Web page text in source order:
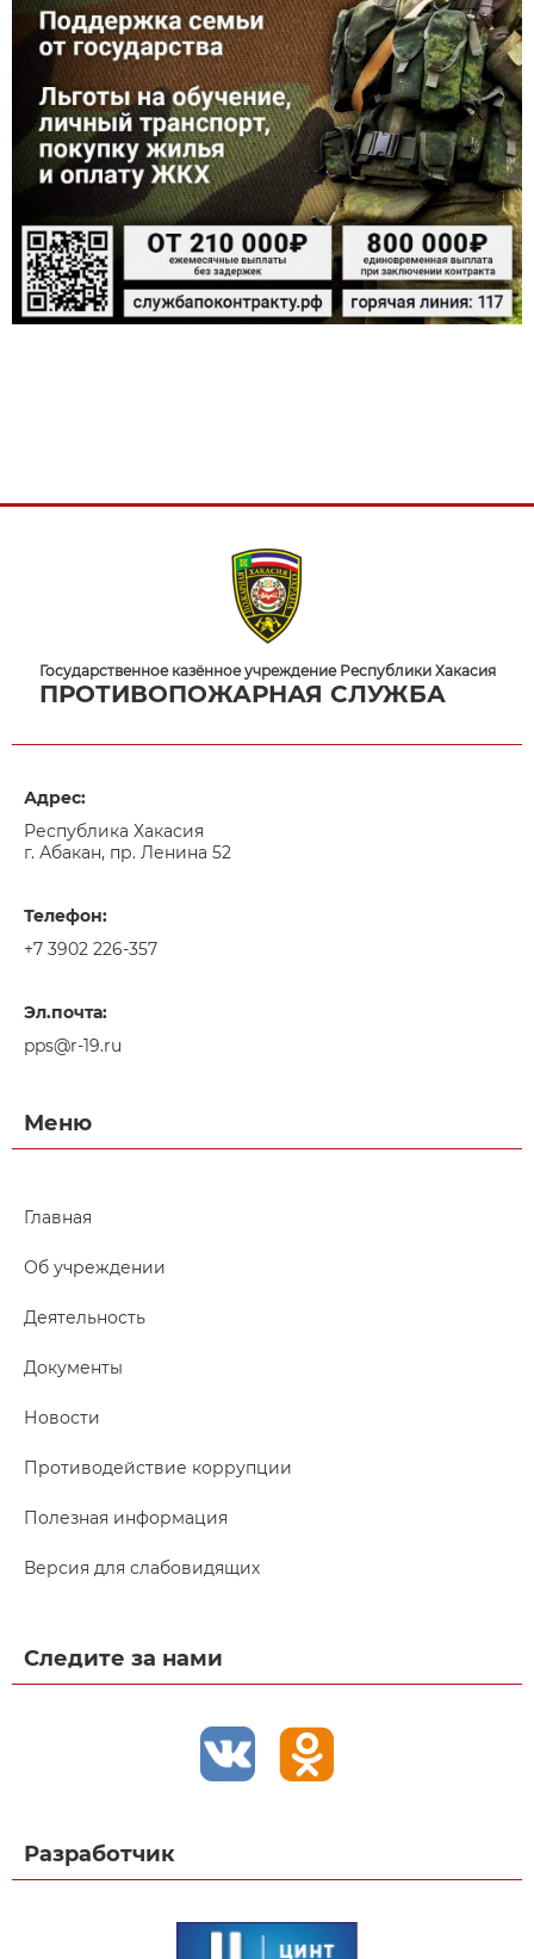
Государственное казённое учреждение Республики Хакасия
ПРОТИВОПОЖАРНАЯ СЛУЖБА
Адрес:
Республика Хакасия
г. Абакан, пр. Ленина 52
Телефон:
+7 3902 226-357
Эл.почта:
pps@r-19.ru
Меню
Главная
Об учреждении
Деятельность
Документы
Новости
Противодействие коррупции
Полезная информация
Версия для слабовидящих
Следите за нами
Разработчик